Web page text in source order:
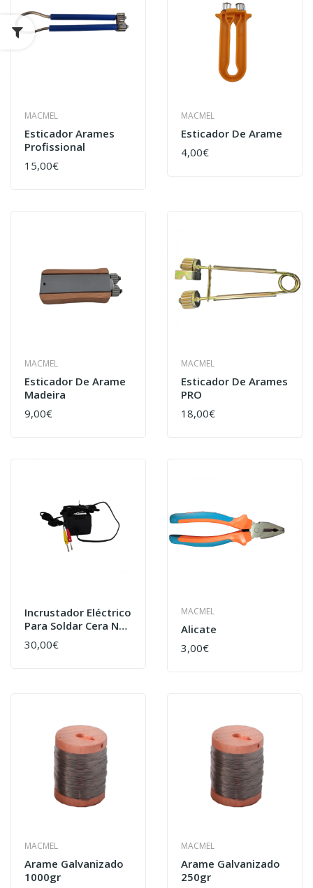
MACMEL
Esticador Arames
Profissional
15,00€
MACMEL
Esticador De Arame
4,00€
MACMEL
Esticador De Arame
Madeira
9,00€
MACMEL
Esticador De Arames
PRO
18,00€
Incrustador Eléctrico
Para Soldar Cera Nos
Quadros
30,00€
MACMEL
Alicate
3,00€
MACMEL
Arame Galvanizado
1000gr
MACMEL
Arame Galvanizado
250gr